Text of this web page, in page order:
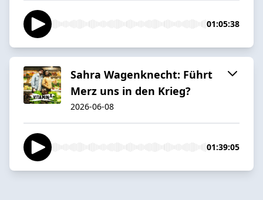
01:05:38
Sahra Wagenknecht: Führt
Merz uns in den Krieg?
2026-06-08
01:39:05